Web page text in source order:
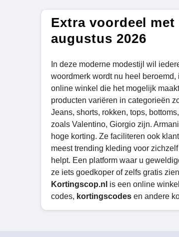
Extra voordeel
augustus 2026
In deze moderne modestijl wil
woordmerk wordt nu heel
online winkel die het mogelijk
producten variëren in categorieën
Jeans, shorts, rokken, tops,
zoals Valentino, Giorgio zijn.
hoge korting. Ze faciliteren ook
meest trending kleding voor
helpt. Een platform waar u
ze iets goedkoper of zelfs gratis
Kortingscop.nl is een online
codes, kortingscodes en andere